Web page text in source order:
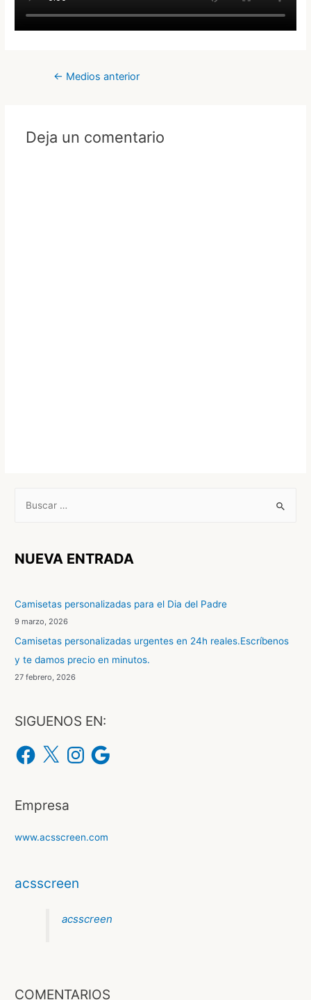
Navegación
← Medios anterior
Deja un comentario
c
p
o
r
:
NUEVA ENTRADA
Camisetas personalizadas para el Dia del Padre
9 marzo, 2026
Camisetas personalizadas urgentes en 24h reales.Escríbenos
y te damos precio en minutos.
27 febrero, 2026
SIGUENOS EN:
F
a
c
o
k
X
n
s
r
a
G
o
o
Empresa
www.acsscreen.com
acsscreen
acsscreen
COMENTARIOS